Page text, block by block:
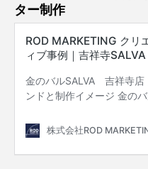
ター制作